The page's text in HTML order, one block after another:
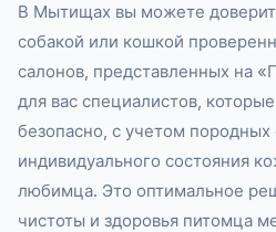
В Мытищах вы можете
собакой или кошкой
салонов, представленных на
для вас специалистов,
безопасно, с учетом породных
индивидуального состояния
любимца. Это оптимальное
чистоты и здоровья питомца